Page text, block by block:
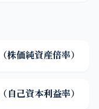
株価純資産倍率）
自己資本利益率）